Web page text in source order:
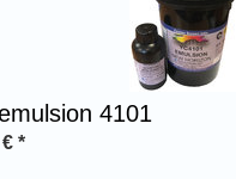
4101
€ *